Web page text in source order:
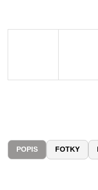
POPIS FOTKY